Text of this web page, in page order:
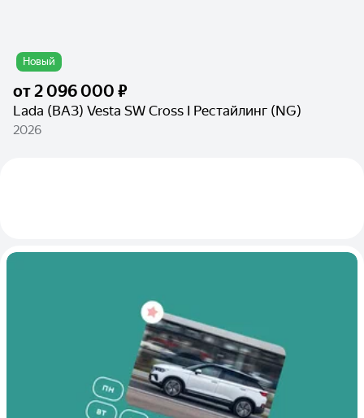
Новый
от2 096 000 ₽
Lada (ВАЗ) Vesta SW Cross I Рестайлинг (NG)
2026